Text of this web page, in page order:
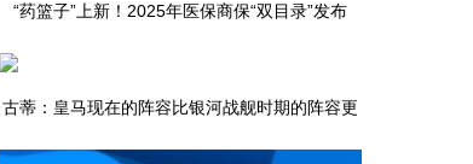
“药篮子”上新！2025年医保商保“双目录”发布
古蒂：皇马现在的阵容比银河战舰时期的阵容更